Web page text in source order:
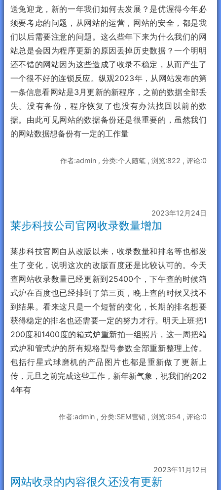
送兔迎龙，新的一年我们如何去发展？是优渥得今年必
须要考虑的问题，从网站的运营，网站的安全，都是我
们以后需要注意的问题。这么些年下来为什么我们的网
站总是会因为程序更新的原因丢掉历史数据？一个明明
还不错的网站因为这些造成了收录不稳定，从而产生了
一个很不好的连锁反应。纵观2023年，从网站发布的第
一条信息看网站是3月更新的新程序，之前的数据全部丢
失。没有备份，程序恢复了也没有办法找回以前的数
据。由此可见网站的数据备份还是很重要的，虽然我们
的网站数据想备份有一定的工作量
作者:admin , 分类:个人随笔 , 浏览:822 , 评论:0
2023年12月24日
莱步科技公司官网收录数量增加
莱步科技官网自从改版以来，收录数量和排名等也都发
生了变化，说明这次的改版百度还是比较认可的。今天
查网站收录数量已经更新到25400个，下午查的时候箱
式炉在百度也已经排到了第三页，晚上查的时候又找不
到结果。看来这只是一个短暂的变化，长期的排名想要
获得稳定的排名也还需要一定的努力才行。明天上班把1
200度和1400度的箱式炉重新拍一组照片，这一周把箱
式炉和管式炉的所有规格型号参数全部重新整理上传。
包括行星式球磨机的产品图片也都是重新做了更新上
传，元旦之前完成这些工作，新年新气象，祝我们的202
4年有
作者:admin , 分类:SEM营销 , 浏览:954 , 评论:0
2023年11月12日
网站收录的内容很久还没有更新